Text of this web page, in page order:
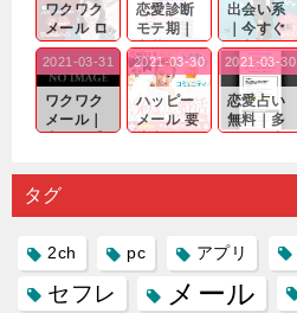
ワクワク
メール ロ
グイン pc
｜心の底
から真
剣...
恋愛診断
モテ期｜
老若男女
問わ
ず…。
出会い系
｜今すぐ
仲良くな
れる相手
探しをし
たいと...
ワクワク
メール｜
り会った
人に軽...
2021-03-31
ハッピー
メール 要
するので
2021-03-30
恋愛占い
無料｜多
プリの内
2021-03-30
タグ
2ch pc アプリ
セフレ メール